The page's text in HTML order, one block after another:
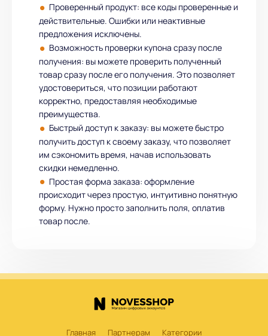
Проверенный продукт: все коды проверенные и
действительные. Ошибки или неактивные
предложения исключены.
Возможность проверки купона сразу после
получения: вы можете проверить полученный
товар сразу после его получения. Это позволяет
удостовериться, что позиции работают
корректно, предоставляя необходимые
преимущества.
Быстрый доступ к заказу: вы можете быстро
получить доступ к своему заказу, что позволяет
им сэкономить время, начав использовать
скидки немедленно.
Простая форма заказа: оформление
происходит через простую, интуитивно понятную
форму. Нужно просто заполнить поля, оплатив
товар после.
Главная Партнерам Категории